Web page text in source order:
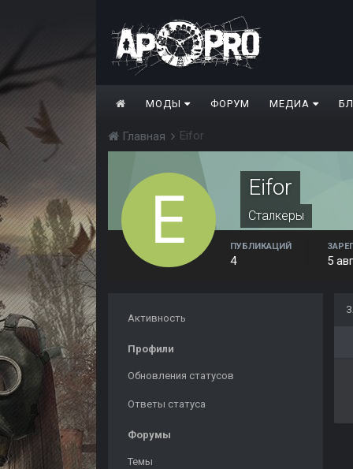
МОДЫ ФОРУМ МЕДИА
Главная Eifor
Eifor
Сталкеры
ПУБЛИКАЦИЙ
4 5
Активность
Профили
Обновления статусов
Ответы статуса
Форумы
Темы